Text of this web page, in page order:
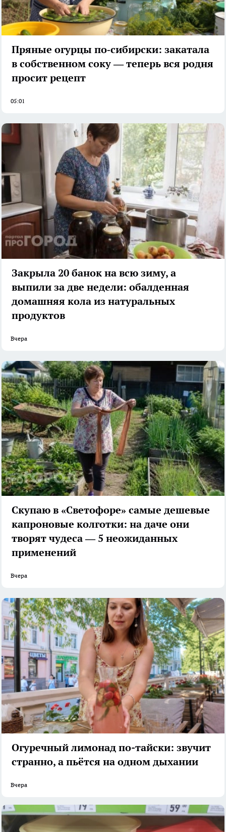
Пряные огурцы по‑сибирски: закатала
в собственном соку — теперь вся родня
просит рецепт
05:01
Закрыла 20 банок на всю зиму, а
выпили за две недели: обалденная
домашняя кола из натуральных
продуктов
Вчера
Скупаю в «Светофоре» самые дешевые
капроновые колготки: на даче они
творят чудеса — 5 неожиданных
применений
Вчера
Огуречный лимонад по-тайски: звучит
странно, а пьётся на одном дыхании
Вчера